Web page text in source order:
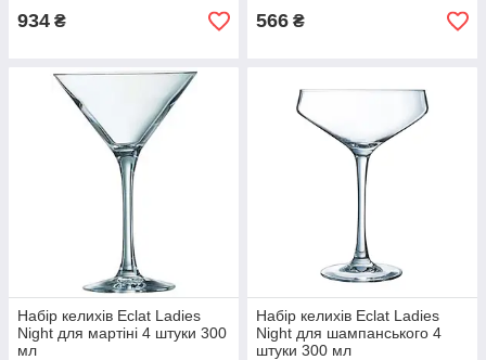
934 ₴ 566 ₴
Набір келихів Eclat Ladies
Night для мартіні 4 штуки 300
мл
Набір келихів Eclat Ladies
Night для шампанського 4
штуки 300 мл